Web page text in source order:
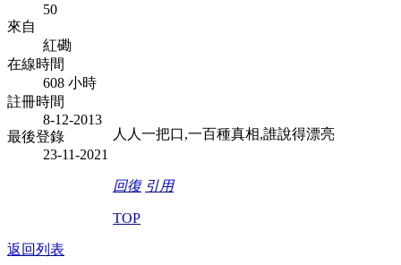
50
來自
紅磡
在線時間
608 小時
註冊時間
8-12-2013
最後登錄
23-11-2021
人人一把口,一百種真相,誰說得漂亮
回復 引用
TOP
返回列表